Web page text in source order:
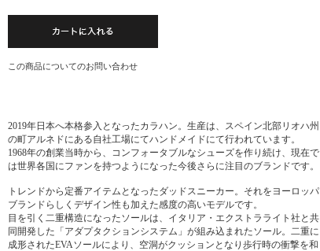
この商品についてのお問い合わせ
2019年日本へ本格参入となったカラハン。生産は、スペイン北部リオハ州
の町アルネドにある自社工場にてハンドメイドにて行われています。
1968年の創業当時から、コンフォータブルなシューズを作り続け、現在で
は世界各国にファンを持つようになった今後さらに注目のブランドです。
トレンドから定番アイテムとなったダッドスニーカー。それをヨーロッパ
ブランドらしくデザイン性も加えた感度の高いモデルです。
目を引く二重構造になったソールは、イタリア・エクストラライト社と共
同開発した「アダプタクションシステム」が組み込まれたソール。二重に
成形されたEVAソールにより、空洞がクッションとなり歩行時の衝撃を和